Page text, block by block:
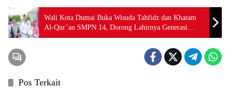
Wali Kota Dumai Buka Wisuda Tahfidz dan Khatam
Al-Qur’an SMPN 14, Dorong Lahirnya Generasi
Qurani
Pos Terkait